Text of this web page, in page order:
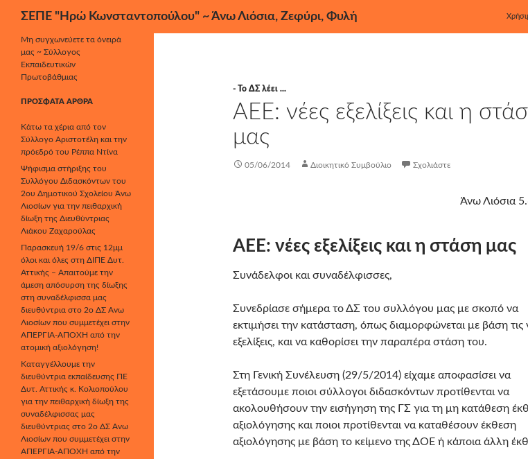
Μετάβαση
περιεχόμενο
ΣΕΠΕ "Ηρώ Κωνσταντοπούλου" ~ Άνω Λιόσια, Ζεφύρι, Φυλή
- Το ΔΣ λέει ...
ΑΕΕ: νέες εξελίξεις και η
μας
05/06/2014 Διοικητικό Συμβούλιο Σχολιάστε
Άνω Λιόσια
ΑΕΕ: νέες εξελίξεις και η στάση μας
Συνάδελφοι και συναδέλφισσες,
Συνεδρίασε σήμερα το ΔΣ του συλλόγου μας με σκοπό να
εκτιμήσει την κατάσταση, όπως διαμορφώνεται με βάση τις
εξελίξεις, και να καθορίσει την παραπέρα στάση του.
Στη Γενική Συνέλευση (29/5/2014) είχαμε αποφασίσει να
εξετάσουμε ποιοι σύλλογοι διδασκόντων προτίθενται να
ακολουθήσουν την εισήγηση της ΓΣ για τη μη κατάθεση
αξιολόγησης και ποιοι προτίθενται να καταθέσουν έκθεση
αξιολόγησης με βάση το κείμενο της ΔΟΕ ή κάποια άλλη
Μη συγχωνεύετε τα όνειρά
μας ~ Σύλλογος
Εκπαιδευτικών
Πρωτοβάθμιας
ΠΡΌΣΦΑΤΑ ΆΡΘΡΑ
Κάτω τα χέρια από τον
Σύλλογο Αριστοτέλη και την
πρόεδρό του Ρέππα Ντίνα
Ψήφισμα στήριξης του
Συλλόγου Διδασκόντων του
2ου Δημοτικού Σχολείου Άνω
Λιοσίων για την πειθαρχική
δίωξη της Διευθύντριας
Λιάκου Ζαχαρούλας
Παρασκευή 19/6 στις 12μμ
όλοι και όλες στη ΔΙΠΕ Δυτ.
Αττικής – Απαιτούμε την
άμεση απόσυρση της δίωξης
στη συναδέλφισσα μας
διευθύντρια στο 2ο ΔΣ Άνω
Λιοσίων που συμμετέχει στην
ΑΠΕΡΓΙΑ-ΑΠΟΧΗ από την
ατομική αξιολόγηση!
Καταγγέλλουμε την
διευθύντρια εκπαίδευσης ΠΕ
Δυτ. Αττικής κ. Κολιοπούλου
για την πειθαρχική δίωξη της
συναδέλφισσας μας
διευθύντριας στο 2ο ΔΣ Άνω
Λιοσίων που συμμετέχει στην
ΑΠΕΡΓΙΑ-ΑΠΟΧΗ από την